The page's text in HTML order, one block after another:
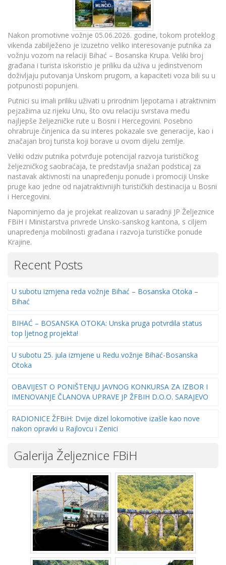
Nakon promotivne vožnje 05.06.2026. godine, tokom proteklog
vikenda zabilježeno je izuzetno veliko interesovanje putnika za
vožnju vozom na relaciji Bihać – Bosanska Krupa. Veliki broj
građana i turista iskoristio je priliku da uživa u jedinstvenom
doživljaju putovanja Unskom prugom, a kapaciteti voza bili su u
potpunosti popunjeni.
Putnici su imali priliku uživati u prirodnim ljepotama i atraktivnim
pejzažima uz rijeku Unu, što ovu relaciju svrstava među
najljepše željezničke rute u Bosni i Hercegovini. Posebno
ohrabruje činjenica da su interes pokazale sve generacije, kao i
značajan broj turista koji borave u ovom dijelu zemlje.
Veliki odziv putnika potvrđuje potencijal razvoja turističkog
željezničkog saobraćaja, te predstavlja snažan podsticaj za
nastavak aktivnosti na unapređenju ponude i promociji Unske
pruge kao jedne od najatraktivnijih turističkih destinacija u Bosni
i Hercegovini.
Napominjemo da je projekat realizovan u saradnji JP Željeznice
FBiH i Ministarstva privrede Unsko-sanskog kantona, s ciljem
unapređenja mobilnosti građana i razvoja turističke ponude
Krajine.
Recent Posts
U subotu izmjena reda vožnje Bihać – Bosanska Otoka –
Bihać
BIHAĆ – BOSANSKA OTOKA: Unska pruga potvrdila status
top ljetnog projekta!
U subotu 25. jula izmjene u Redu vožnje Bihać-Bosanska
Otoka
OBAVIJEST O PONIŠTENJU JAVNOG KONKURSA ZA IZBOR I
IMENOVANJE ČLANOVA UPRAVE JP ŽFBIH D.O.O. SARAJEVO
RADIONICE ŽFBiH: Dvije dizel lokomotive izašle kao nove
nakon opravki u Rajlovcu i Zenici
Galerija Željeznice FBiH